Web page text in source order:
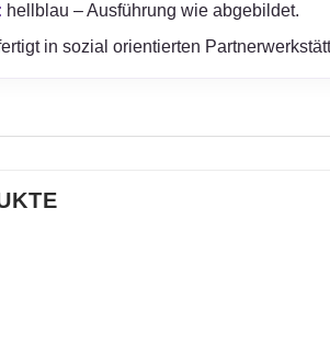
hellblau – Ausführung wie abgebildet.
in sozial orientierten